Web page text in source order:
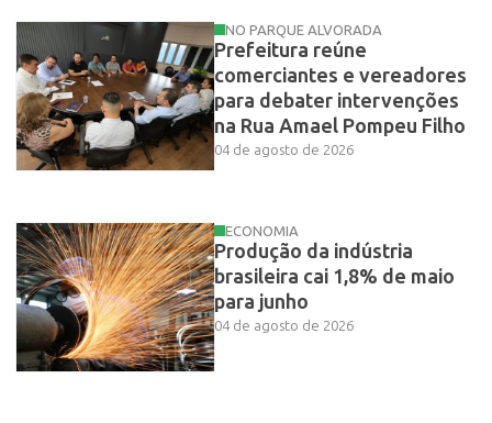
NO PARQUE ALVORADA
Prefeitura reúne
comerciantes e vereadores
para debater intervenções
na Rua Amael Pompeu Filho
04 de agosto de 2026
ECONOMIA
Produção da indústria
brasileira cai 1,8% de maio
para junho
04 de agosto de 2026